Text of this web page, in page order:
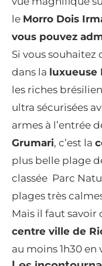
le Morro Dois
vous pouvez
Si vous
dans la luxueuse
les riches
ultra sécurisées
armes à l’entrée
Grumari, c’est la
plus belle plage
classée Parc
plages très
Mais il faut savoir
centre ville de
au moins 1h30 en